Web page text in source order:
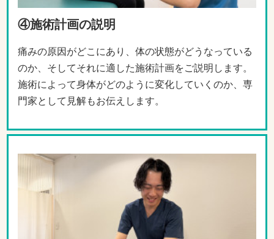
④施術計画の説明
痛みの原因がどこにあり、体の状態がどうなっている
のか、そしてそれに適した施術計画をご説明します。
施術によって身体がどのように変化していくのか、専
門家として見解もお伝えします。